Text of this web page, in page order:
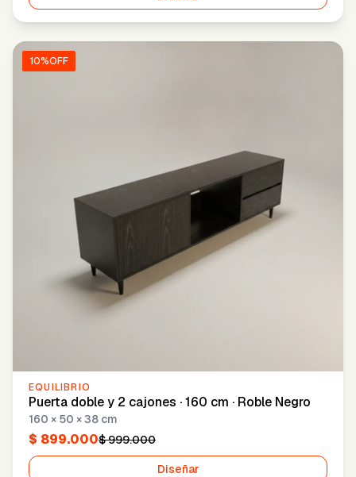
10%OFF
EQUILIBRIO
Puerta doble y 2 cajones · 160 cm · Roble Negro
160 × 50 × 38 cm
$ 899.000$ 999.000
Diseñar